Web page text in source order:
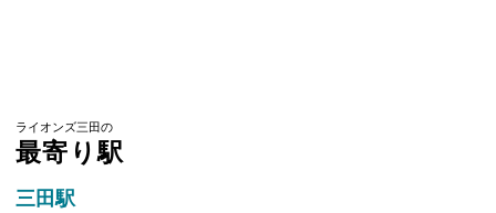
ライオンズ三田の
最寄り駅
三田駅